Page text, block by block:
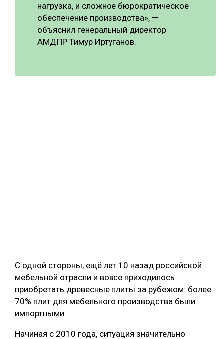
нагрузка, и сложное бюрократическое
обеспечение производства», —
объяснил генеральный директор
АМДПР Тимур Иртуганов.
С одной стороны, ещё лет 10 назад российской
мебельной отрасли и вовсе приходилось
приобретать древесные плиты за рубежом: более
70% плит для мебельного производства были
импортными.
Начиная с 2010 года, ситуация значительно